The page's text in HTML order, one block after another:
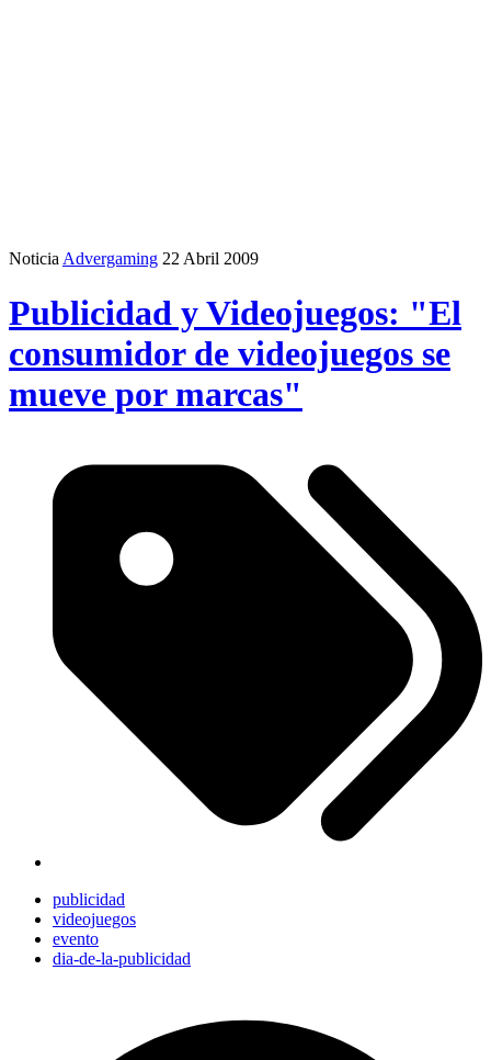
Noticia Advergaming 22 Abril 2009
Publicidad y Videojuegos: "El
consumidor de videojuegos se
mueve por marcas"
publicidad
videojuegos
evento
dia-de-la-publicidad